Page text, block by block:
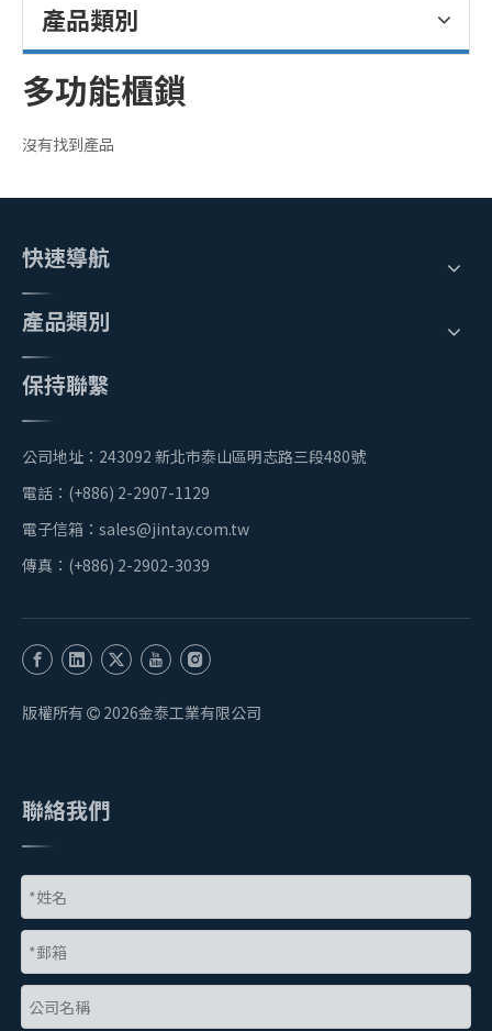
產品類別
多功能櫃鎖
沒有找到產品
快速導航
產品類別
保持聯繫
公司地址：243092 新北市泰山區明志路三段480號
電話：(+886) 2-2907-1129
電子信箱： sales@jintay.com.tw
傳真：(+886) 2-2902-3039
版權所有  2026金泰工業有限公司
聯絡我們